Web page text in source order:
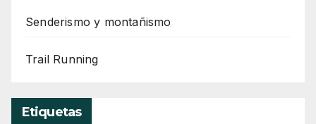
Senderismo y montañismo
Trail Running
Etiquetas